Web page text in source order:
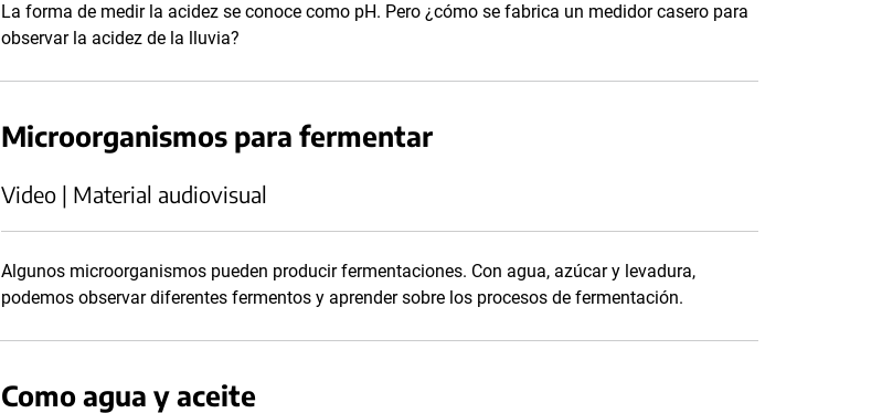
La forma de medir la acidez se conoce como pH. Pero ¿cómo se fabrica un medidor casero para
observar la acidez de la lluvia?
Microorganismos para fermentar
Video | Material audiovisual
Algunos microorganismos pueden producir fermentaciones. Con agua, azúcar y levadura,
podemos observar diferentes fermentos y aprender sobre los procesos de fermentación.
Como agua y aceite